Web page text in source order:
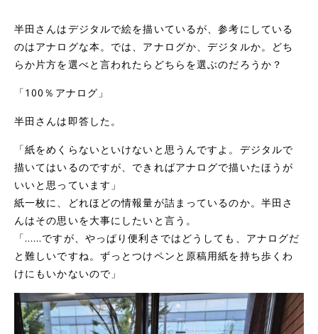
半田さんはデジタルで絵を描いているが、参考にしている
のはアナログな本。では、アナログか、デジタルか。どち
らか片方を選べと言われたらどちらを選ぶのだろうか？
「100％アナログ」
半田さんは即答した。
「紙をめくらないといけないと思うんですよ。デジタルで
描いてはいるのですが、できればアナログで描いたほうが
いいと思っています」
紙一枚に、どれほどの情報量が詰まっているのか。半田さ
んはその思いを大事にしたいと言う。
「……ですが、やっぱり便利さではどうしても、アナログだ
と難しいですね。ずっとつけペンと原稿用紙を持ち歩くわ
けにもいかないので」